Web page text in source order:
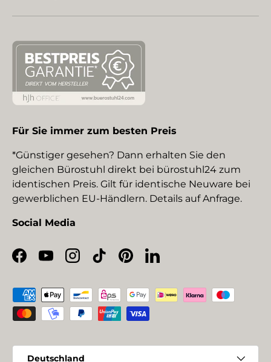
Für Sie immer zum besten Preis
*Günstiger gesehen? Dann erhalten Sie den
gleichen Bürostuhl direkt bei bürostuhl24 zum
identischen Preis. Gilt für identische Neuware bei
gewerblichen EU-Händlern. Details auf Anfrage.
Social Media
Facebook
YouTubeInstagram
TikTokPinterestLinkedIn
Zahlungsmethoden
Deutschland